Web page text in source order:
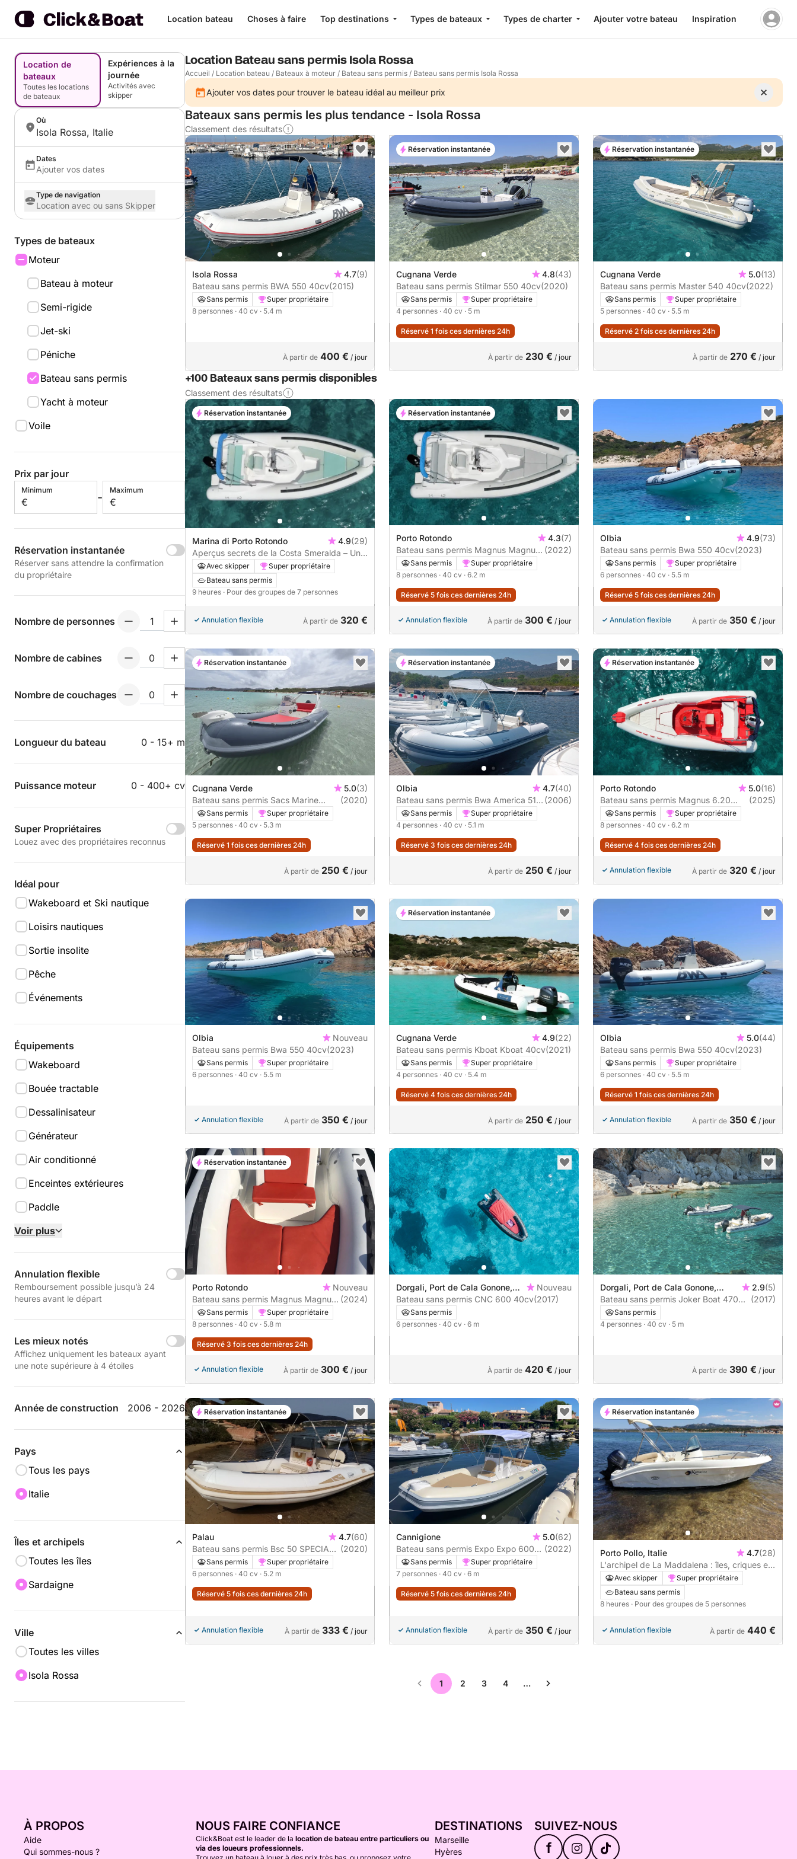
Location bateau Choses à faire Top destinations Types de bateaux Types de charter Ajouter votre bateau Inspiration
Location de
bateaux
Toutes les locations
de bateaux
Expériences à la
journée
Activités avec
skipper
Où
Isola Rossa, Italie
Dates
Ajouter vos dates
Type de navigation
Location avec ou sans Skipper
Types de bateaux
Moteur
Bateau à moteur
Semi-rigide
Jet-ski
Péniche
Bateau sans permis
Yacht à moteur
Voile
Prix par jour
Minimum
€ -
Maximum
€
Réservation instantanée
Réserver sans attendre la confirmation
du propriétaire
Nombre de personnes
Nombre de cabines
Nombre de couchages
Longueur du bateau 0 - 15+ m
Puissance moteur 0 - 400+ cv
Super Propriétaires
Louez avec des propriétaires reconnus
Idéal pour
Wakeboard et Ski nautique
Loisirs nautiques
Sortie insolite
Pêche
Événements
Équipements
Wakeboard
Bouée tractable
Dessalinisateur
Générateur
Air conditionné
Enceintes extérieures
Paddle
Voir plus
Annulation flexible
Remboursement possible jusqu’à 24
heures avant le départ
Les mieux notés
Affichez uniquement les bateaux ayant
une note supérieure à 4 étoiles
Année de construction 2006 - 2026
Pays
Tous les pays
Italie
Îles et archipels
Toutes les îles
Sardaigne
Ville
Toutes les villes
Isola Rossa
Location Bateau sans permis Isola Rossa
Accueil / Location bateau / Bateaux à moteur / Bateau sans permis / Bateau sans permis Isola Rossa
Ajouter vos dates pour trouver le bateau idéal au meilleur prix
Bateaux sans permis les plus tendance - Isola Rossa
Classement des résultats
Isola Rossa 4.7(9)
Bateau sans permis BWA 550 40cv(2015)
Sans permis
Super propriétaire
8 personnes · 40 cv · 5.4 m
À partir de 400 € / jour
Cugnana Verde 4.8(43)
Bateau sans permis Stilmar 550 40cv(2020)
Sans permis
Super propriétaire
4 personnes · 40 cv · 5 m
Réservé 1 fois ces dernières 24h
À partir de 230 € / jour
Réservation instantanée
Cugnana Verde 5.0(13)
Bateau sans permis Master 540 40cv(2022)
Sans permis
Super propriétaire
5 personnes · 40 cv · 5.5 m
Réservé 2 fois ces dernières 24h
À partir de 270 € / jour
Réservation instantanée
+100 Bateaux sans permis disponibles
Classement des résultats
Marina di Porto Rotondo 4.9(29)
Aperçus secrets de la Costa Smeralda – Une
journée dans des baies fabuleuses
Avec skipper
Super propriétaire
Bateau sans permis
9 heures · Pour des groupes de 7 personnes
Annulation flexible À partir de 320 €
Réservation instantanée
Porto Rotondo 4.3(7)
Bateau sans permis Magnus Magnus
6.20 40cv
(2022)
Sans permis
Super propriétaire
8 personnes · 40 cv · 6.2 m
Réservé 5 fois ces dernières 24h
Annulation flexible À partir de 300 € / jour
Réservation instantanée
Olbia 4.9(73)
Bateau sans permis Bwa 550 40cv(2023)
Sans permis
Super propriétaire
6 personnes · 40 cv · 5.5 m
Réservé 5 fois ces dernières 24h
Annulation flexible À partir de 350 € / jour
Cugnana Verde 5.0(3)
Bateau sans permis Sacs Marine
S530 40cv
(2020)
Sans permis
Super propriétaire
5 personnes · 40 cv · 5.3 m
Réservé 1 fois ces dernières 24h
À partir de 250 € / jour
Réservation instantanée
Olbia 4.7(40)
Bateau sans permis Bwa America 510
40cv
(2006)
Sans permis
Super propriétaire
4 personnes · 40 cv · 5.1 m
Réservé 3 fois ces dernières 24h
À partir de 250 € / jour
Réservation instantanée
Porto Rotondo 5.0(16)
Bateau sans permis Magnus 6.20
40cv
(2025)
Sans permis
Super propriétaire
8 personnes · 40 cv · 6.2 m
Réservé 4 fois ces dernières 24h
Annulation flexible À partir de 320 € / jour
Réservation instantanée
Olbia
Nouveau
Bateau sans permis Bwa 550 40cv(2023)
Sans permis
Super propriétaire
6 personnes · 40 cv · 5.5 m
Annulation flexible À partir de 350 € / jour
Cugnana Verde 4.9(22)
Bateau sans permis Kboat Kboat 40cv(2021)
Sans permis
Super propriétaire
4 personnes · 40 cv · 5.4 m
Réservé 4 fois ces dernières 24h
À partir de 250 € / jour
Réservation instantanée
Olbia 5.0(44)
Bateau sans permis Bwa 550 40cv(2023)
Sans permis
Super propriétaire
6 personnes · 40 cv · 5.5 m
Réservé 1 fois ces dernières 24h
Annulation flexible À partir de 350 € / jour
Porto Rotondo
Nouveau
Bateau sans permis Magnus Magnus
5.80m 40cv
(2024)
Sans permis
Super propriétaire
8 personnes · 40 cv · 5.8 m
Réservé 3 fois ces dernières 24h
Annulation flexible À partir de 300 € / jour
Réservation instantanée
Dorgali, Port de Cala Gonone,
Gonone
Nouveau
Bateau sans permis CNC 600 40cv(2017)
Sans permis
6 personnes · 40 cv · 6 m
À partir de 420 € / jour
Dorgali, Port de Cala Gonone,
Gonone
2.9(5)
Bateau sans permis Joker Boat 470
40cv
(2017)
Sans permis
4 personnes · 40 cv · 5 m
À partir de 390 € / jour
Palau 4.7(60)
Bateau sans permis Bsc 50 SPECIAL
40cv
(2020)
Sans permis
Super propriétaire
6 personnes · 40 cv · 5.2 m
Réservé 5 fois ces dernières 24h
Annulation flexible À partir de 333 € / jour
Réservation instantanée
Cannigione 5.0(62)
Bateau sans permis Expo Expo 600
40cv
(2022)
Sans permis
Super propriétaire
7 personnes · 40 cv · 6 m
Réservé 5 fois ces dernières 24h
Annulation flexible À partir de 350 € / jour
Porto Pollo, Italie 4.7(28)
L'archipel de La Maddalena : îles, criques et
mer cristalline en une journée entière.
Avec skipper
Super propriétaire
Bateau sans permis
8 heures · Pour des groupes de 5 personnes
Annulation flexible À partir de 440 €
Réservation instantanée
1 2 3 4 …
À PROPOS
Aide
Qui sommes-nous ?
NOUS FAIRE CONFIANCE
Click&Boat est le leader de la location de bateau entre particuliers ou
via des loueurs professionnels.
DESTINATIONS
Marseille
Hyères
SUIVEZ-NOUS
f